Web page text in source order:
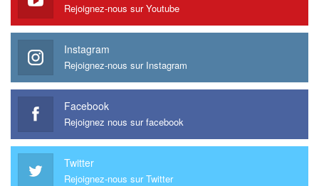
Rejoignez-nous sur Youtube
Instagram
Rejoignez-nous sur Instagram
Facebook
Rejoignez nous sur facebook
Twitter
Rejoignez-nous sur Twitter